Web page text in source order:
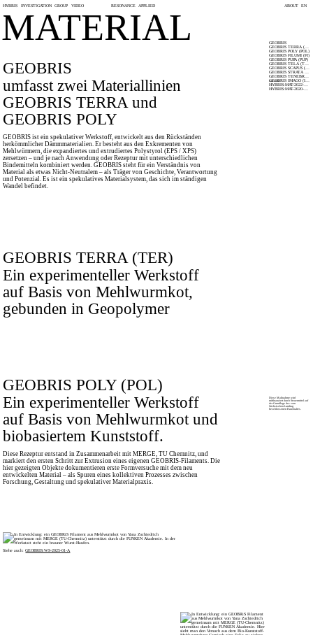
HYBRIS INVESTIGATION GROUP VIDEO RESONANCE APPLIED ABOUT EN
MATERIAL
GEOBRIS
GEOBRIS TERRA (TER)
GEOBRIS POLY (POL)
GEOBRIS FILUMI (FI)
GEOBRIS PUPA (PUP)
GEOBRIS TELA (TEL)
GEOBRIS SCAPUS (SCA)
GEOBRIS STRATA (STR)
GEOBRIS TENEBRIS (TB)
GEOBRIS IMAGO (IMG)
HYBRIS:MAT-2022-01-A
HYBRIS:MAT-2020-01-A
GEOBRIS
umfasst zwei Materiallinien
GEOBRIS TERRA und
GEOBRIS POLY
seit 2022
GEOBRIS ist ein spekulativer Werkstoff, entwickelt aus den Rückständen
herkömmlicher Dämmmaterialien. Er besteht aus den Exkrementen von
Mehlwürmern, die expandiertes und extrudiertes Polystyrol (EPS / XPS)
zersetzen – und je nach Anwendung oder Rezeptur mit unterschiedlichen
Bindemitteln kombiniert werden. GEOBRIS steht für ein Verständnis von
Material als etwas Nicht-Neutralem – als Träger von Geschichte, Verantwortung
und Potenzial. Es ist ein spekulatives Materialsystem, das sich im ständigen
Wandel befindet.
GEOBRIS TERRA (TER)
Ein experimenteller Werkstoff
auf Basis von Mehlwurmkot,
gebunden in Geopolymer
GEOBRIS POLY (POL)
Ein experimenteller Werkstoff
auf Basis von Mehlwurmkot und
biobasiertem Kunststoff.
Diese Maßnahme wird
mitfinanziert durch Steuermittel auf
der Grundlage des vom
Sächsischen Landtag
beschlossenen Haushaltes.
Diese Rezeptur entstand in Zusammenarbeit mit MERGE, TU Chemnitz, und
markiert den ersten Schritt zur Extrusion eines eigenen GEOBRIS-Filaments. Die
hier gezeigten Objekte dokumentieren erste Formversuche mit dem neu
entwickelten Material – als Spuren eines kollektiven Prozesses zwischen
Forschung, Gestaltung und spekulativer Materialpraxis.
Siehe auch:GEOBRIS:WS-2025-01-A